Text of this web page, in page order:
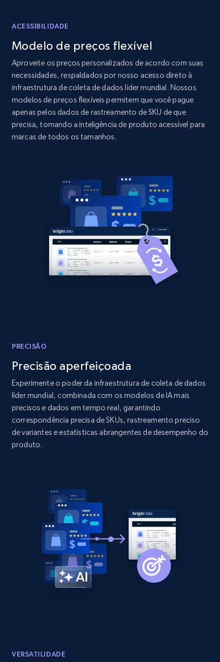
price, Currency, Availability, Reviews count, and
more.
2.1K+ 375+ Comece agora
Amazon products global dataset -
Comece agora
Amazon products global dataset - Collects
products by best sellers category URL
Title, Seller name, Brand, Description, Initial
Amazon products global dataset - Collect
Amazon products by seller URL
Title, Seller name, Brand, Description, Initial
price, Currency, Availability, Reviews count, and
more.
Amazon products global dataset - Collect
products from Brands URLs
Title, Seller name, Brand, Description, Initial
price, Currency, Availability, Reviews count, and
more.
2.1K+ 375+ Comece agora
Reviews count shop, Reviews count item, Initial
ACESSIBILIDADE
Modelo de preços flexível
Aproveite os preços personalizados de acordo com suas
necessidades, respaldados por nosso acesso direto à
infraestrutura de coleta de dados líder mundial. Nossos
modelos de preços flexíveis permitem que você pague
apenas pelos dados de rastreamento de SKU de que
precisa, tornando a inteligência de produto acessível para
marcas de todos os tamanhos.
PRECISÃO
Precisão aperfeiçoada
Experimente o poder da infraestrutura de coleta de dados
líder mundial, combinada com os modelos de IA mais
precisos e dados em tempo real, garantindo
correspondência precisa de SKUs, rastreamento preciso
de variantes e estatísticas abrangentes de desempenho do
produto.
VERSATILIDADE